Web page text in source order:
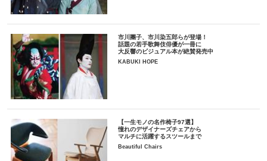
市川團子、市川染五郎らが登場！
話題の若手歌舞伎俳優が一冊に
大反響のビジュアル本が絶賛発売中
KABUKI HOPE
【一生モノの名作椅子97選】
憧れのデザイナーズチェアから
マルチに活躍するスツールまで
Beautiful Chairs